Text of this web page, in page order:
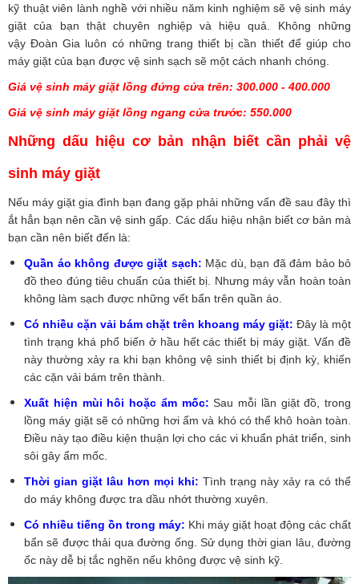
kỹ thuật viên lành nghề với nhiều năm kinh nghiệm sẽ vệ sinh máy
giặt của bạn thật chuyên nghiệp và hiệu quả. Không những
vậyĐoàn Gia luôn có những trang thiết bị cần thiết để giúp cho
máy giặt của bạn được vệ sinh sạch sẽ một cách nhanh chóng.
Giá vệ sinh máy giặt lồng đứng cửa trên: 300.000 - 400.000
Giá vệ sinh máy giặt lồng ngang cửa trước: 550.000
Những dấu hiệu cơ bản nhận biết cần phải vệ
sinh máy giặt
Nếu máy giặt gia đình bạn đang gặp phải những vấn đề sau đây thì
ắt hẳn bạn nên cần vệ sinh gấp. Các dấu hiệu nhận biết cơ bản mà
bạn cần nên biết đến là:
Quần áo không được giặt sạch: Mặc dù, bạn đã đảm bảo bỏ
đồ theo đúng tiêu chuẩn của thiết bị. Nhưng máy vẫn hoàn toàn
không làm sạch được những vết bẩn trên quần áo.
Có nhiều cặn vải bám chặt trên khoang máy giặt: Đây là một
tình trạng khá phổ biến ở hầu hết các thiết bị máy giặt. Vấn đề
này thường xảy ra khi bạn không vệ sinh thiết bị định kỳ, khiến
các cặn vải bám trên thành.
Xuất hiện mùi hôi hoặc ẩm mốc: Sau mỗi lần giặt đồ, trong
lồng máy giặt sẽ có những hơi ẩm và khó có thể khô hoàn toàn.
Điều này tạo điều kiện thuận lợi cho các vi khuẩn phát triển, sinh
sôi gây ẩm mốc.
Thời gian giặt lâu hơn mọi khi: Tình trạng này xảy ra có thể
do máy không được tra dầu nhớt thường xuyên.
Có nhiều tiếng ồn trong máy: Khi máy giặt hoạt động các chất
bẩn sẽ được thải qua đường ống. Sử dụng thời gian lâu, đường
ốc này dễ bị tắc nghẽn nếu không được vệ sinh kỹ.